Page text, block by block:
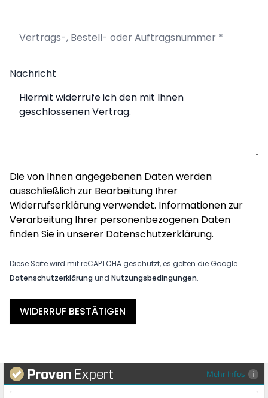
Nachricht
Die von Ihnen angegebenen Daten werden
ausschließlich zur Bearbeitung Ihrer
Widerrufserklärung verwendet. Informationen zur
Verarbeitung Ihrer personenbezogenen Daten
finden Sie in unserer Datenschutzerklärung.
Diese Seite wird mit reCAPTCHA geschützt, es gelten die Google
Datenschutzerklärung und Nutzungsbedingungen.
WIDERRUF BESTÄTIGEN
Mehr Infos